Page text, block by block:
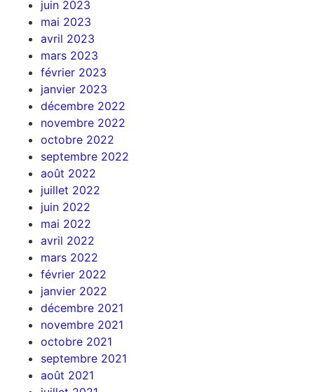
juin 2023
mai 2023
avril 2023
mars 2023
février 2023
janvier 2023
décembre 2022
novembre 2022
octobre 2022
septembre 2022
août 2022
juillet 2022
juin 2022
mai 2022
avril 2022
mars 2022
février 2022
janvier 2022
décembre 2021
novembre 2021
octobre 2021
septembre 2021
août 2021